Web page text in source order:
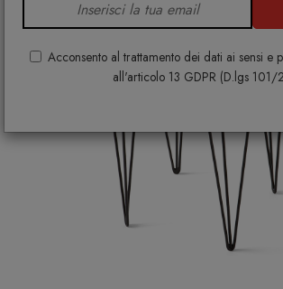
Acconsento al trattamento dei dati ai sensi e
all'articolo 13 GDPR (D.lgs 101/